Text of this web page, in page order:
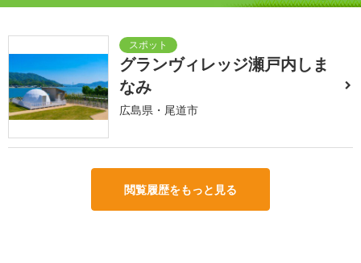
グランヴィレッジ瀬戸内しま
なみ
広島県・尾道市
閲覧履歴をもっと見る